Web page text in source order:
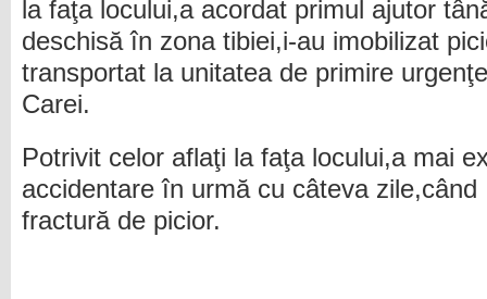
la faţa locului,a acordat primul ajutor
deschisă în zona tibiei,i-au imobilizat
transportat la unitatea de primire
Carei.
Potrivit celor aflaţi la faţa locului,a mai
accidentare în urmă cu câteva
fractură de picior.